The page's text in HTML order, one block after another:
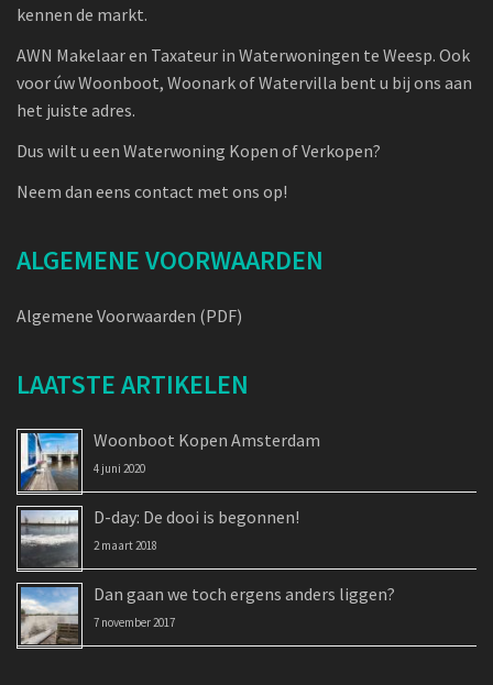
kennen de markt.
AWN Makelaar en Taxateur in Waterwoningen te Weesp. Ook
voor úw Woonboot, Woonark of Watervilla bent u bij ons aan
het juiste adres.
Dus wilt u een Waterwoning Kopen of Verkopen?
Neem dan eens contact met ons op!
ALGEMENE VOORWAARDEN
Algemene Voorwaarden (PDF)
LAATSTE ARTIKELEN
Woonboot Kopen Amsterdam
4 juni 2020
D-day: De dooi is begonnen!
2 maart 2018
Dan gaan we toch ergens anders liggen?
7 november 2017